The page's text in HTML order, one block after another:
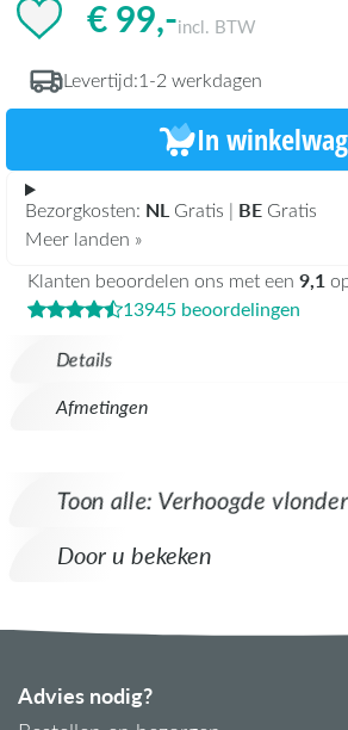
Details
Afmetingen
€ 99,-incl. BTW
Levertijd:1-2 werkdagen
In
Bezorgkosten: NL Gratis | BE Gratis
Meer landen »
Klanten beoordelen ons met een 9,1
13945 beoordelingen
Toon alle: Verhoogde vlonder
Door u bekeken
Advies nodig?